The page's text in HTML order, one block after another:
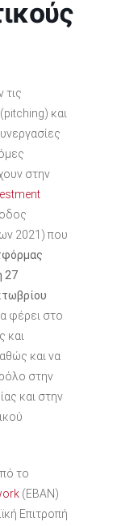
τις
και
στην
2021) που
27
φέρει στο
και
και να
στην
και στην
το
(EBAN)
Επιτροπή